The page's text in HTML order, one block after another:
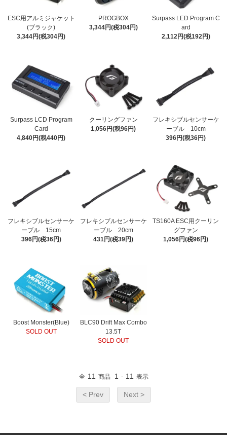
ESC用アルミジャケット
(ブラック)
3,344円(税304円)
PROGBOX
3,344円(税304円)
Surpass LED Program C
ard
2,112円(税192円)
Surpass LCD Program
Card
4,840円(税440円)
クーリングファン
1,056円(税96円)
フレキシブルセンサーケ
ーブル 10cm
396円(税36円)
フレキシブルセンサーケ
ーブル 15cm
396円(税36円)
フレキシブルセンサーケ
ーブル 20cm
431円(税39円)
TS160A ESC用クーリン
グファン
1,056円(税96円)
Boost Monster(Blue)
SOLD OUT
BLC90 Drift Max Combo
13.5T
SOLD OUT
全 11 商品 1 - 11 表示
< Prev Next >